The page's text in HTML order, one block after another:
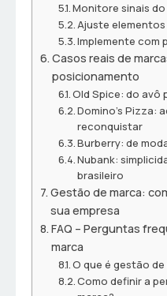
Monitore sinais
Ajuste
Implemente com
Casos reais de
posicionamento
Old Spice: do avô
Domino’s Pizza:
reconquistar
Burberry: de
Nubank:
brasileiro
Gestão de marca:
sua empresa
FAQ – Perguntas
marca
O que é gestão
Como definir a